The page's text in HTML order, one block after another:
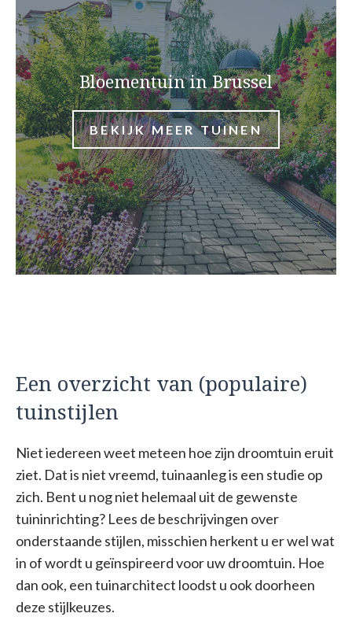
Bloementuin in Brussel
BEKIJK MEER TUINEN
Een overzicht van (populaire)
tuinstijlen
Niet iedereen weet meteen hoe zijn droomtuin eruit
ziet. Dat is niet vreemd, tuinaanleg is een studie op
zich. Bent u nog niet helemaal uit de gewenste
tuininrichting? Lees de beschrijvingen over
onderstaande stijlen, misschien herkent u er wel wat
in of wordt u geïnspireerd voor uw droomtuin. Hoe
dan ook, een tuinarchitect loodst u ook doorheen
deze stijlkeuzes.